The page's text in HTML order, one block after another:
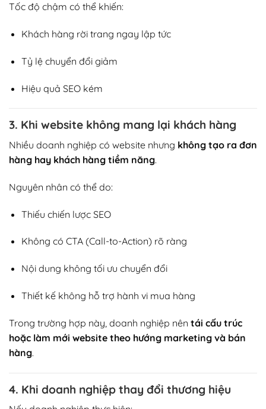
Tốc độ chậm có thể khiến:
Khách hàng rời trang ngay lập tức
Tỷ lệ chuyển đổi giảm
Hiệu quả SEO kém
3. Khi website không mang lại khách hàng
Nhiều doanh nghiệp có website nhưng không tạo ra đơn
hàng hay khách hàng tiềm năng.
Nguyên nhân có thể do:
Thiếu chiến lược SEO
Không có CTA (Call-to-Action) rõ ràng
Nội dung không tối ưu chuyển đổi
Thiết kế không hỗ trợ hành vi mua hàng
Trong trường hợp này, doanh nghiệp nên tái cấu trúc
hoặc làm mới website theo hướng marketing và bán
hàng.
4. Khi doanh nghiệp thay đổi thương hiệu